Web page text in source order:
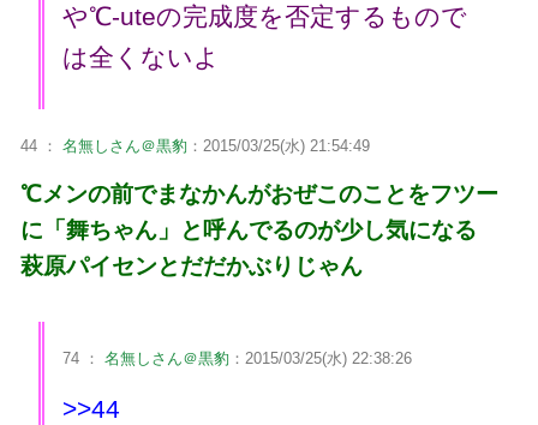
や℃-uteの完成度を否定するもので
は全くないよ
44 ： 名無しさん＠黒豹 ：2015/03/25(水) 21:54:49
℃メンの前でまなかんがおぜこのことをフツー
に「舞ちゃん」と呼んでるのが少し気になる
萩原パイセンとだだかぶりじゃん
74 ： 名無しさん＠黒豹 ：2015/03/25(水) 22:38:26
>>44